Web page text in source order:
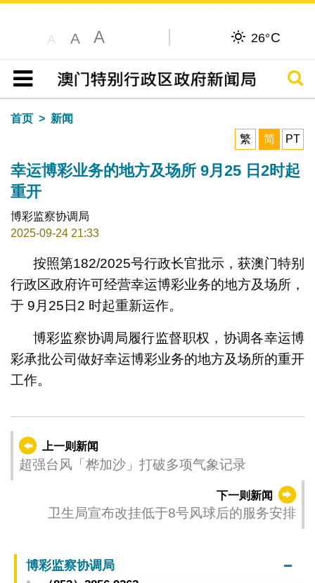
A A A 26°C
目录
搜寻
首页
新闻
繁
简 PT
幸运博彩业务的地方及场所 9月25 日2时起
重开
博彩监察协调局
2025-09-24 21:33
按照第182/2025号行政长官批示，获澳门特别
行政区政府许可经营幸运博彩业务的地方及场所，
于 9月25日2 时起重新运作。
博彩监察协调局履行监督职权，协调各幸运博
彩承批公司做好幸运博彩业务的地方及场所的重开
工作。
上一则新闻
超强台风「桦加沙」打破多项气象记录
下一则新闻
卫生局宣布改挂低于8号风球后的服务安排
博彩监察协调局